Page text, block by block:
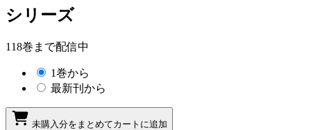
シリーズ
118巻まで配信中
1巻から
最新刊から
未購入分をまとめてカートに追加